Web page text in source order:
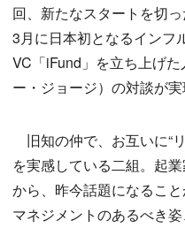
回、新たなスタートを切
3月に日本初となるインフ
VC「iFund」を立ち上げ
ー・ジョージ）の対談が実
旧知の仲で、お互いに“
を実感している二組。起
から、昨今話題になるこ
マネジメントのあるべき